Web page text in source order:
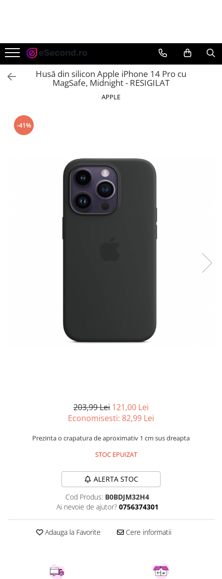
Auto Moto
Accesorii Auto
Anvelope & Jante
Electronice Auto
Intretinere & Cosmetica auto
Reparatii si echipamente auto
Trotinete electrice
Casa, Gradina & Bricolaj
Mobila gradina & terasa
Scule electrice si unelte
Silicon, spume si solutii tehnice
Textile si covoare
Laptop, Tablete & Telefoane
Laptopuri si Accesorii
Telefoane Mobile & accesorii
Wearable & Gadgeturi
Accesorii si piese masini spalat
rufe si uscatoare
Husă din silicon Apple iPhone 14 Pro cu
MagSafe, Midnight - RESIGILAT
APPLE
-41%
203,99 Lei 121,00 Lei
Economisesti: 82,99 Lei
Prezinta o crapatura de aproximativ 1 cm sus dreapta
STOC EPUIZAT
ALERTA STOC
Cod Produs: B0BDJM32H4
Ai nevoie de ajutor? 0756374301
Adauga la Favorite Cere informatii